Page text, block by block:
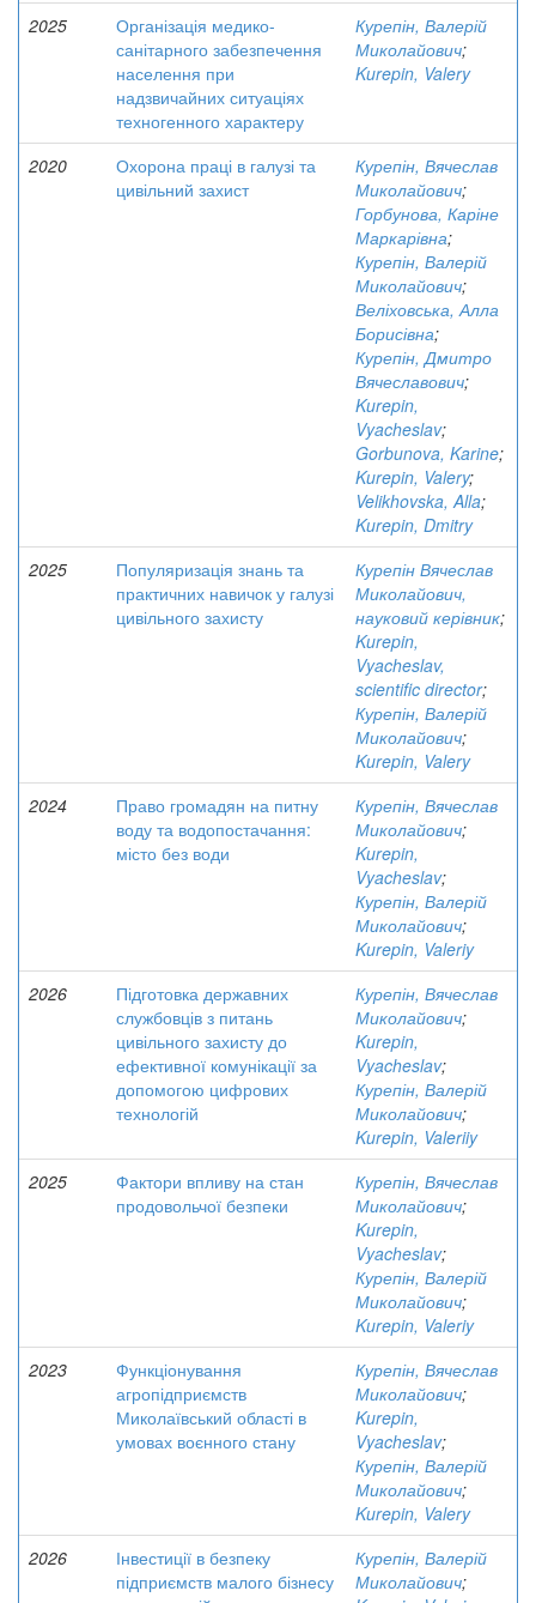
2025
Організація медико-
санітарного забезпечення
населення при
надзвичайних ситуаціях
техногенного характеру
Курепін, Валерій
Миколайович;
Kurepin, Valery
2020
Охорона праці в галузі та
цивільний захист
Курепін, Вячеслав
Миколайович;
Горбунова, Каріне
Маркарівна;
Курепін, Валерій
Миколайович;
Веліховська, Алла
Борисівна;
Курепін, Дмитро
Вячеславович;
Kurepin,
Vyacheslav;
Gorbunova, Karine;
Kurepin, Valery;
Velikhovska, Alla;
Kurepin, Dmitry
2025
Популяризація знань та
практичних навичок у галузі
цивільного захисту
Курепін Вячеслав
Миколайович,
науковий керівник;
Kurepin,
Vyacheslav,
scientific director;
Курепін, Валерій
Миколайович;
Kurepin, Valery
2024
Право громадян на питну
воду та водопостачання:
місто без води
Курепін, Вячеслав
Миколайович;
Kurepin,
Vyacheslav;
Курепін, Валерій
Миколайович;
Kurepin, Valeriy
2026
Підготовка державних
службовців з питань
цивільного захисту до
ефективної комунікації за
допомогою цифрових
технологій
Курепін, Вячеслав
Миколайович;
Kurepin,
Vyacheslav;
Курепін, Валерій
Миколайович;
Kurepin, Valeriiy
2025
Фактори впливу на стан
продовольчої безпеки
Курепін, Вячеслав
Миколайович;
Kurepin,
Vyacheslav;
Курепін, Валерій
Миколайович;
Kurepin, Valeriy
2023
Функціонування
агропідприємств
Миколаївський області в
умовах воєнного стану
Курепін, Вячеслав
Миколайович;
Kurepin,
Vyacheslav;
Курепін, Валерій
Миколайович;
Kurepin, Valery
2026
Інвестиції в безпеку
підприємств малого бізнесу
Курепін, Валерій
Миколайович;